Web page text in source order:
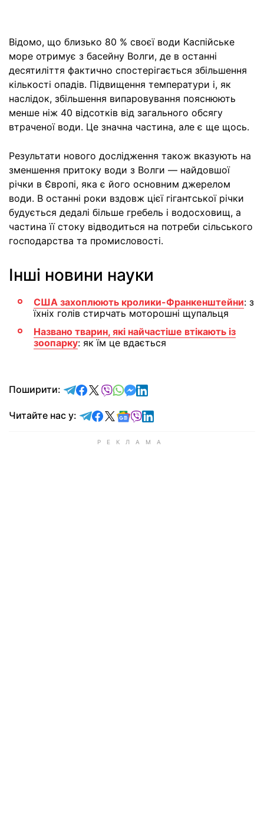
Відомо, що близько 80 % своєї води Каспійське
море отримує з басейну Волги, де в останні
десятиліття фактично спостерігається збільшення
кількості опадів. Підвищення температури і, як
наслідок, збільшення випаровування пояснюють
менше ніж 40 відсотків від загального обсягу
втраченої води. Це значна частина, але є ще щось.
Результати нового дослідження також вказують на
зменшення притоку води з Волги — найдовшої
річки в Європі, яка є його основним джерелом
води. В останні роки вздовж цієї гігантської річки
будується дедалі більше гребель і водосховищ, а
частина її стоку відводиться на потреби сільського
господарства та промисловості.
Інші новини науки
США захоплюють кролики-Франкенштейни: з
їхніх голів стирчать моторошні щупальця
Названо тварин, які найчастіше втікають із
зоопарку: як їм це вдається
Поширити: відправити у Telegram
поділитись у Facebook
поділитись у X
відправити у Viber
відправити у Whatsapp
відправити у Messenger
відправити у LinkedIn
Читайте нас у: Читайте у Telegram
Читайте у Facebook
Читайте у X
Читайте у Google news
Читайте у Viber
Читайте у LinkedIn